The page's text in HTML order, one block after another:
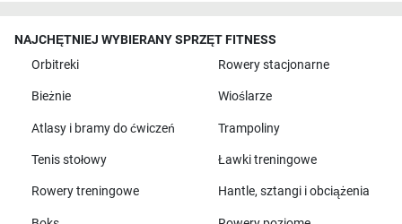
NAJCHĘTNIEJ WYBIERANY SPRZĘT FITNESS
Orbitreki
Rowery stacjonarne
Bieżnie Wioślarze
Atlasy i bramy do ćwiczeń Trampoliny
Tenis stołowy Ławki treningowe
Rowery treningowe Hantle, sztangi i obciążenia